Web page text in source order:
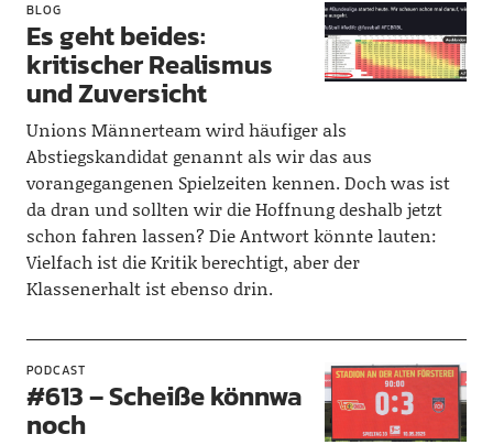
BLOG
Es geht beides:
kritischer Realismus
und Zuversicht
Unions Männerteam wird häufiger als
Abstiegskandidat genannt als wir das aus
vorangegangenen Spielzeiten kennen. Doch was ist
da dran und sollten wir die Hoffnung deshalb jetzt
schon fahren lassen? Die Antwort könnte lauten:
Vielfach ist die Kritik berechtigt, aber der
Klassenerhalt ist ebenso drin.
PODCAST
#613 – Scheiße könnwa
noch